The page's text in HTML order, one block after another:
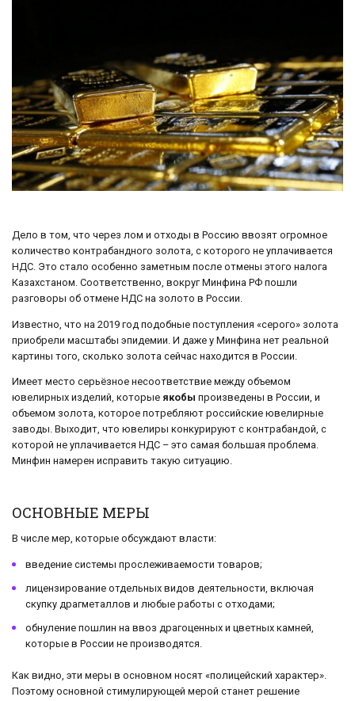
Дело в том, что через лом и отходы в Россию ввозят огромное
количество контрабандного золота, с которого не уплачивается
НДС. Это стало особенно заметным после отмены этого налога
Казахстаном. Соответственно, вокруг Минфина РФ пошли
разговоры об отмене НДС на золото в России.
Известно, что на 2019 год подобные поступления «серого» золота
приобрели масштабы эпидемии. И даже у Минфина нет реальной
картины того, сколько золота сейчас находится в России.
Имеет место серьёзное несоответствие между объемом
ювелирных изделий, которые якобы произведены в России, и
объемом золота, которое потребляют российские ювелирные
заводы. Выходит, что ювелиры конкурируют с контрабандой, с
которой не уплачивается НДС – это самая большая проблема.
Минфин намерен исправить такую ситуацию.
ОСНОВНЫЕ МЕРЫ
В числе мер, которые обсуждают власти:
введение системы прослеживаемости товаров;
лицензирование отдельных видов деятельности, включая
скупку драгметаллов и любые работы с отходами;
обнуление пошлин на ввоз драгоценных и цветных камней,
которые в России не производятся.
Как видно, эти меры в основном носят «полицейский характер».
Поэтому основной стимулирующей мерой станет решение